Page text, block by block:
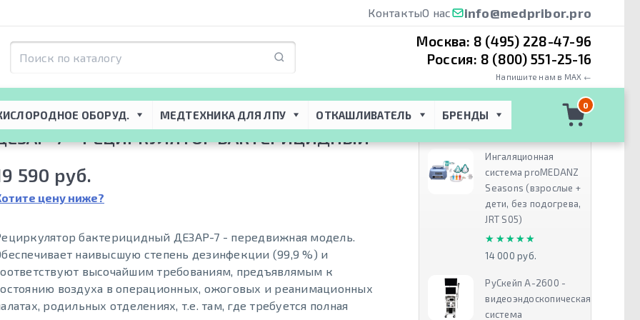
КонтактыО нас info@medpribor.pro
Москва: 8 (495) 228-47-96
Россия: 8 (800) 551-25-16
Напишите нам в MAX ←
ОБОРУД. МЕДТЕХНИКА ДЛЯ ЛПУ ОТКАШЛИВАТЕЛЬ БРЕНДЫ
0
7 – РЕЦИРКУЛЯТОР БАКТЕРИЦИДНЫЙ
590 руб.
цену ниже?
бактерицидный ДЕЗАР-7 - передвижная модель.
наивысшую степень дезинфекции (99,9 %) и
высочайшим требованиям, предъявлямым к
воздуха в операционных, ожоговых и реанимационных
родильных отделениях, т.е. там, где требуется полная
Рекомендуем
Ингаляционная
система proMEDANZ
Seasons (взрослые +
дети, без подогрева,
JRT S05)
★★★★★
★★★★★
14 000 руб.
РуСкейп А-2600 -
видеоэндоскопическая
система